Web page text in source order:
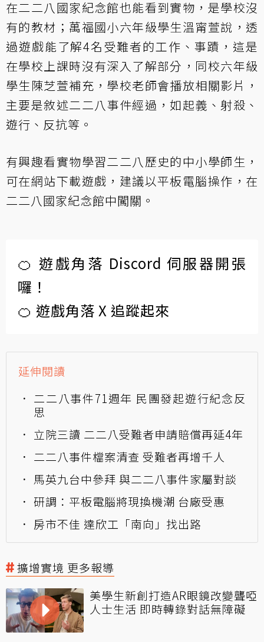
在二二八國家紀念館也能看到實物，是學校沒
有的教材；萬福國小六年級學生溫甯萱說，透
過遊戲能了解4名受難者的工作、事蹟，這是
在學校上課時沒有深入了解部分，同校六年級
學生陳芝萱補充，學校老師會播放相關影片，
主要是敘述二二八事件經過，如起義、射殺、
遊行、反抗等。
有興趣看實物學習二二八歷史的中小學師生，
可在網站下載遊戲 ，建議以平板電腦操作，在
二二八國家紀念館中闖關。
🍊 遊戲角落 Discord 伺服器開張
囉！
🍊 遊戲角落 X 追蹤起來
延伸閱讀
二二八事件71週年 民團發起遊行紀念反
思
立院三讀 二二八受難者申請賠償再延4年
二二八事件檔案清查 受難者再增千人
馬英九台中參拜 與二二八事件家屬對談
研調：平板電腦將現換機潮 台廠受惠
房市不佳 達欣工「南向」找出路
擴增實境 更多報導
美學生新創打造AR眼鏡改變聾啞
人士生活 即時轉錄對話無障礙